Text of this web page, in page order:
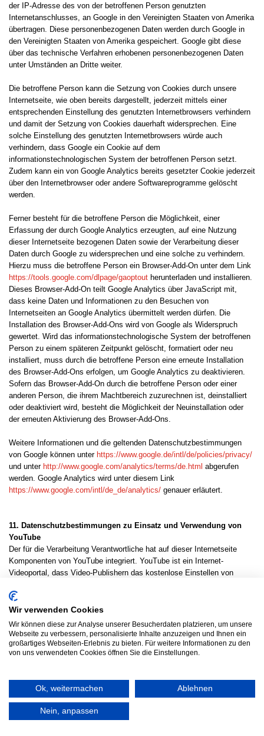
der IP-Adresse des von der betroffenen Person genutzten
Internetanschlusses, an Google in den Vereinigten Staaten von Amerika
übertragen. Diese personenbezogenen Daten werden durch Google in
den Vereinigten Staaten von Amerika gespeichert. Google gibt diese
über das technische Verfahren erhobenen personenbezogenen Daten
unter Umständen an Dritte weiter.
Die betroffene Person kann die Setzung von Cookies durch unsere
Internetseite, wie oben bereits dargestellt, jederzeit mittels einer
entsprechenden Einstellung des genutzten Internetbrowsers verhindern
und damit der Setzung von Cookies dauerhaft widersprechen. Eine
solche Einstellung des genutzten Internetbrowsers würde auch
verhindern, dass Google ein Cookie auf dem
informationstechnologischen System der betroffenen Person setzt.
Zudem kann ein von Google Analytics bereits gesetzter Cookie jederzeit
über den Internetbrowser oder andere Softwareprogramme gelöscht
werden.
Ferner besteht für die betroffene Person die Möglichkeit, einer
Erfassung der durch Google Analytics erzeugten, auf eine Nutzung
dieser Internetseite bezogenen Daten sowie der Verarbeitung dieser
Daten durch Google zu widersprechen und eine solche zu verhindern.
Hierzu muss die betroffene Person ein Browser-Add-On unter dem Link
https://tools.google.com/dlpage/gaoptout herunterladen und installieren.
Dieses Browser-Add-On teilt Google Analytics über JavaScript mit,
dass keine Daten und Informationen zu den Besuchen von
Internetseiten an Google Analytics übermittelt werden dürfen. Die
Installation des Browser-Add-Ons wird von Google als Widerspruch
gewertet. Wird das informationstechnologische System der betroffenen
Person zu einem späteren Zeitpunkt gelöscht, formatiert oder neu
installiert, muss durch die betroffene Person eine erneute Installation
des Browser-Add-Ons erfolgen, um Google Analytics zu deaktivieren.
Sofern das Browser-Add-On durch die betroffene Person oder einer
anderen Person, die ihrem Machtbereich zuzurechnen ist, deinstalliert
oder deaktiviert wird, besteht die Möglichkeit der Neuinstallation oder
der erneuten Aktivierung des Browser-Add-Ons.
Weitere Informationen und die geltenden Datenschutzbestimmungen
von Google können unter https://www.google.de/intl/de/policies/privacy/
und unter http://www.google.com/analytics/terms/de.html abgerufen
werden. Google Analytics wird unter diesem Link
https://www.google.com/intl/de_de/analytics/ genauer erläutert.
11. Datenschutzbestimmungen zu Einsatz und Verwendung von
YouTube
Der für die Verarbeitung Verantwortliche hat auf dieser Internetseite
Komponenten von YouTube integriert. YouTube ist ein Internet-
Videoportal, dass Video-Publishern das kostenlose Einstellen von
Bewertung und Kommentierung dieser ermöglicht. YouTube gestattet
die Publikation aller Arten von Videos, weshalb sowohl komplette Film-
und Fernsehsendungen, aber auch Musikvideos, Trailer oder von
Nutzern selbst angefertigte Videos über das Internetportal abrufbar sind.
Betreibergesellschaft von YouTube ist die YouTube, LLC, 901 Cherry
Tochtergesellschaft der Google Inc., 1600 Amphitheatre Pkwy, Mountain
View, CA 94043-1351, USA.
Durch jeden Aufruf einer der Einzelseiten dieser Internetseite, die durch
Wir verwenden Cookies
Wir können diese zur Analyse unserer Besucherdaten platzieren, um unsere
Webseite zu verbessern, personalisierte Inhalte anzuzeigen und Ihnen ein
großartiges Webseiten-Erlebnis zu bieten. Für weitere Informationen zu den
von uns verwendeten Cookies öffnen Sie die Einstellungen.
Ok, weitermachen Ablehnen
Nein, anpassen